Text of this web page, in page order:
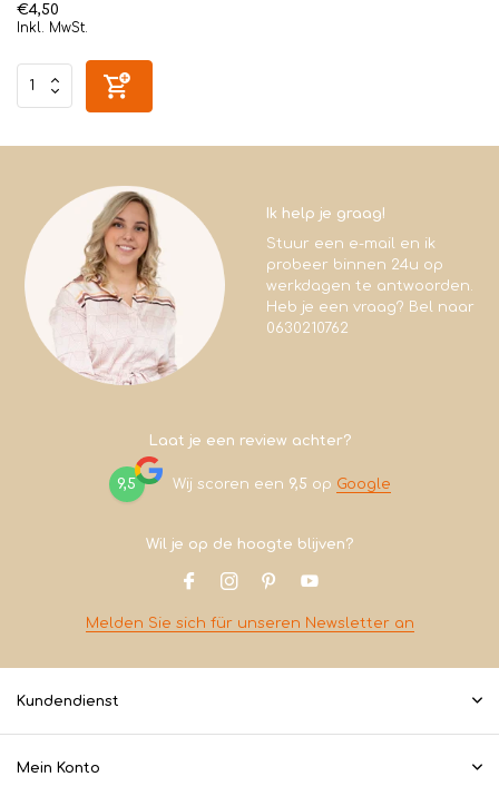
€4,50
Inkl. MwSt.
Ik help je graag!
Stuur een e-mail en ik
probeer binnen 24u op
werkdagen te antwoorden.
Heb je een vraag? Bel naar
0630210762
Laat je een review achter?
9,5 Wij scoren een 9,5 op Google
Wil je op de hoogte blijven?
Melden Sie sich für unseren Newsletter an
Kundendienst
Mein Konto